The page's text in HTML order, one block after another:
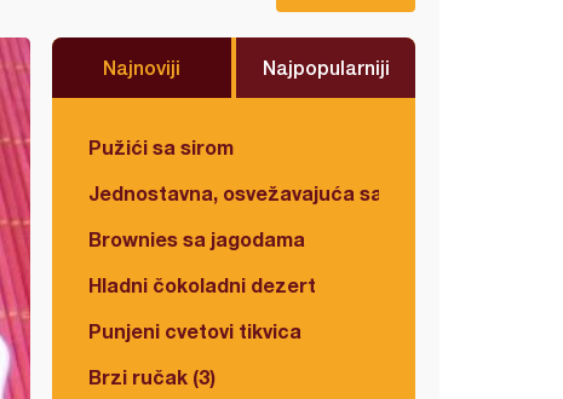
Najnoviji Najpopularniji
Pužići sa sirom
Jednostavna, osvežavajuća salata
Brownies sa jagodama
Hladni čokoladni dezert
Punjeni cvetovi tikvica
Brzi ručak (3)